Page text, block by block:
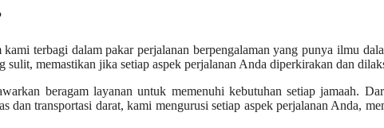
kami terbagi dalam pakar perjalanan berpengalaman yang punya ilmu
memastikan jika setiap aspek perjalanan Anda diperkirakan dan
beragam layanan untuk memenuhi kebutuhan setiap jamaah.
dan transportasi darat, kami mengurusi setiap aspek perjalanan Anda,